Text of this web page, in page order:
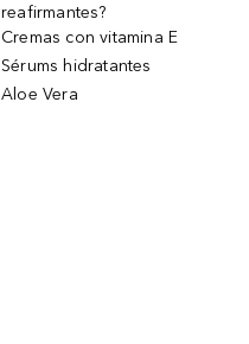
reafirmantes?
Cremas con vitamina E
Sérums hidratantes
Aloe Vera